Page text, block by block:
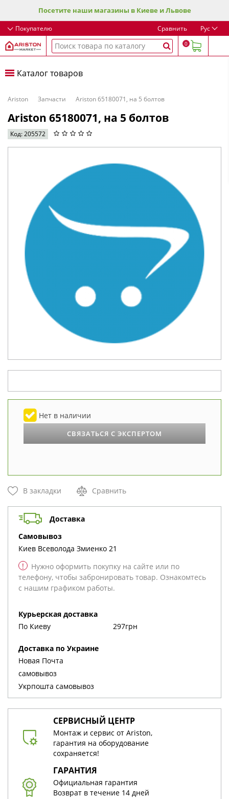
Посетите наши магазины в Киеве и Львове
Покупателю Сравнить Рус
0
Каталог товаров
Ariston Запчасти Ariston 65180071, на 5 болтов
Ariston 65180071, на 5 болтов
Код: 205572
Нет в наличии
СВЯЗАТЬСЯ С ЭКСПЕРТОМ
В закладки Сравнить
Доставка
cамовывоз
Киев Всеволода Змиенко 21
!
Нужно оформить покупку на сайте или по
телефону, чтобы забронировать товар. Ознакомтесь
с нашим графиком работы.
Курьерская доставка
По Киеву
297грн
Доставка по Украине
Новая Почта
cамовывоз
Укрпошта cамовывоз
СЕРВИСНЫЙ ЦЕНТР
Монтаж и сервис от Ariston,
гарантия на оборудование
сохраняется!
ГАРАНТИЯ
Официальная гарантия
Возврат в течение 14 дней